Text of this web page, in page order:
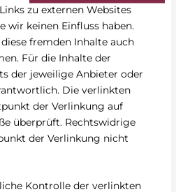
zu externen Websites
wir keinen Einfluss haben.
fremden Inhalte auch
Für die Inhalte der
der jeweilige Anbieter oder
Die verlinkten
der Verlinkung auf
überprüft. Rechtswidrige
der Verlinkung nicht
Kontrolle der verlinkten